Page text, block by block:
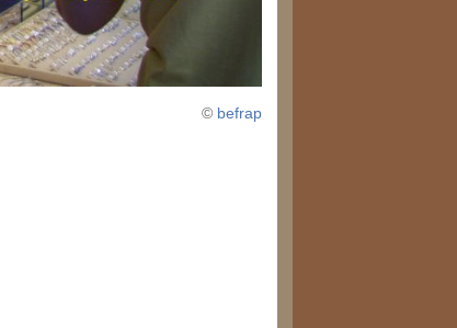
© befrap